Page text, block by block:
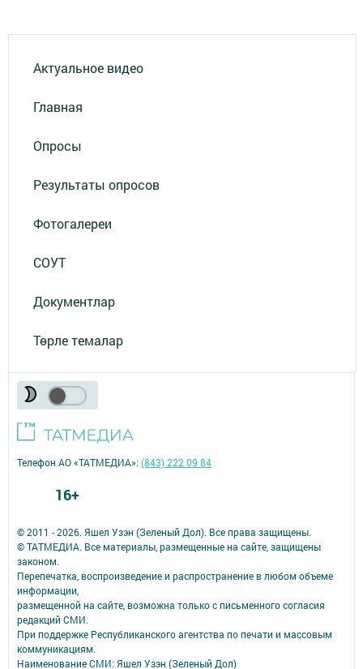
Актуальное видео
Главная
Опросы
Результаты опросов
Фотогалереи
СОУТ
Документлар
Төрле темалар
© 2011 - 2026. Яшел Узэн (Зеленый Дол). Все права защищены.
© ТАТМЕДИА. Все материалы, размещенные на сайте, защищены
законом.
Перепечатка, воспроизведение и распространение в любом объеме
информации,
размещенной на сайте, возможна только с письменного согласия
редакций СМИ.
При поддержке Республиканского агентства по печати и массовым
коммуникациям.
Наименование СМИ: Яшел Узэн (Зеленый Дол)
Телефон АО «ТАТМЕДИА»:(843) 222 09 84
16+